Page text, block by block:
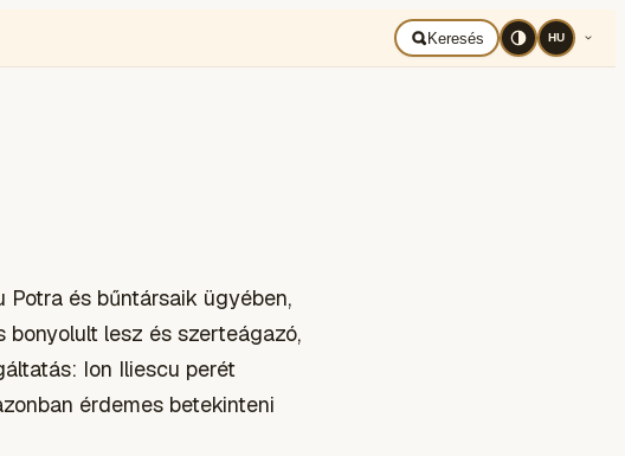
JegyzetUncategorizedTech&Tud
Keresés HU
Potra és bűntársaik ügyében,
lesz és szerteágazó,
Ion Iliescu perét
érdemes betekinteni